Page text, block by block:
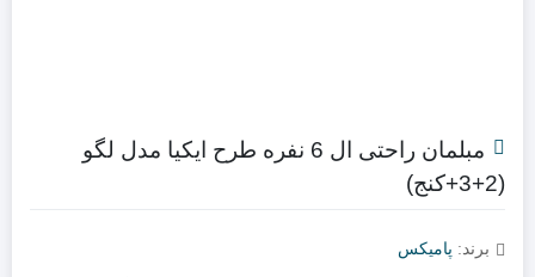
مبلمان راحتی ال 6 نفره طرح ایکیا مدل لگو
(2+3+کنج)
برند: پامیکس